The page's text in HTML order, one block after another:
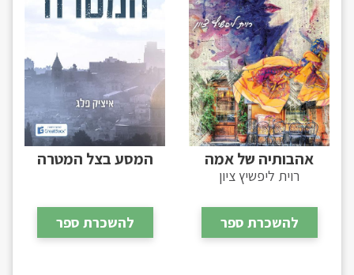
אהבותיה של אמה
רוית ליפשיץ ציון
להשכרת ספר
המסע בצל המטרה
להשכרת ספר